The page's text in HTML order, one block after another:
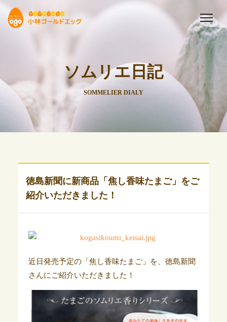
ソムリエ日記
SOMMELIER DIALY
徳島新聞に新商品「焦し香味たまご」をご
紹介いただきました！
近日発売予定の「焦し香味たまご」を、徳島新聞
さんにご紹介いただきました！